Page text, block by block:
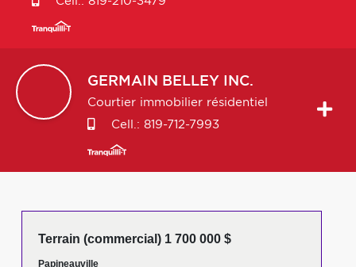
GERMAIN BELLEY INC.
Courtier immobilier résidentiel
Cell.: 819-712-7993
Terrain (commercial) 1 700 000 $
Papineauville